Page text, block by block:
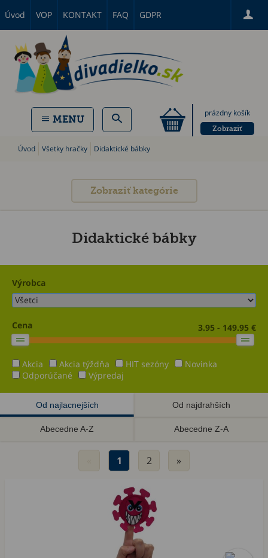
Úvod VOP KONTAKT FAQ GDPR
prázdny košík
Zobraziť
MENU
Úvod Všetky hračky Didaktické bábky
Zobraziť kategórie
Didaktické bábky
Výrobca
Cena 3.95 - 149.95 €
Akcia Akcia týždňa HIT sezóny
Novinka
Odporúčané
Výpredaj
Od najlacnejších Od najdrahších
Abecedne A-Z Abecedne Z-A
1 2 »